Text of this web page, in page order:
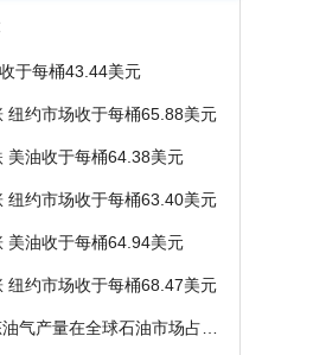
于每桶43.44美元
纽约市场收于每桶65.88美元
美油收于每桶64.38美元
纽约市场收于每桶63.40美元
美油收于每桶64.94美元
纽约市场收于每桶68.47美元